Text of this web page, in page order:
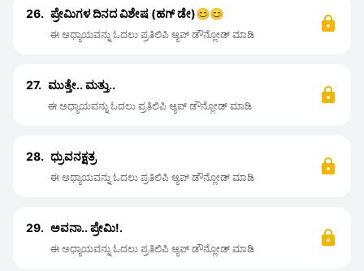
26. ಪ್ರೇಮಿಗಳ ದಿನದ ವಿಶೇಷ (ಹಗ್ ಡೇ)😊😊
ಈ ಅಧ್ಯಾಯವನ್ನು ಓದಲು ಪ್ರತಿಲಿಪಿ ಆ್ಯಪ್ ಡೌನ್ಲೋಡ್ ಮಾಡಿ
27. ಮುತ್ತೇ.. ಮತ್ತು..
ಈ ಅಧ್ಯಾಯವನ್ನು ಓದಲು ಪ್ರತಿಲಿಪಿ ಆ್ಯಪ್ ಡೌನ್ಲೋಡ್ ಮಾಡಿ
28. ಧ್ರುವನಕ್ಷತ್ರ
ಈ ಅಧ್ಯಾಯವನ್ನು ಓದಲು ಪ್ರತಿಲಿಪಿ ಆ್ಯಪ್ ಡೌನ್ಲೋಡ್ ಮಾಡಿ
29. ಅವನಾ.. ಪ್ರೇಮಿ!.
ಈ ಅಧ್ಯಾಯವನ್ನು ಓದಲು ಪ್ರತಿಲಿಪಿ ಆ್ಯಪ್ ಡೌನ್ಲೋಡ್ ಮಾಡಿ